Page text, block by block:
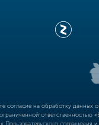
согласие на обработку
Пользовательского соглашения и